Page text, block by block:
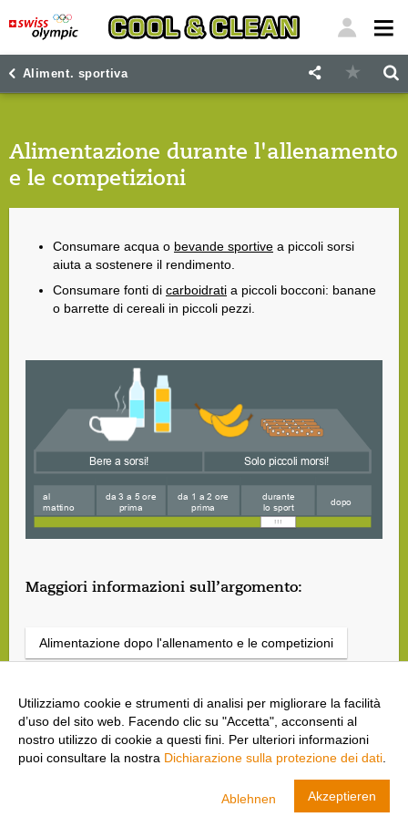
Aliment. sportiva
Alimentazione durante l'allenamento
e le competizioni
Consumare acqua o bevande sportive a piccoli sorsi
aiuta a sostenere il rendimento.
Consumare fonti di carboidrati a piccoli bocconi: banane
o barrette di cereali in piccoli pezzi.
Maggiori informazioni sull’argomento:
Alimentazione dopo l'allenamento e le competizioni
Utilizziamo cookie e strumenti di analisi per migliorare la facilità
d’uso del sito web. Facendo clic su "Accetta", acconsenti al
nostro utilizzo di cookie a questi fini. Per ulteriori informazioni
puoi consultare la nostra Dichiarazione sulla protezione dei dati
Ablehnen Akzeptieren
VISUALIZZA